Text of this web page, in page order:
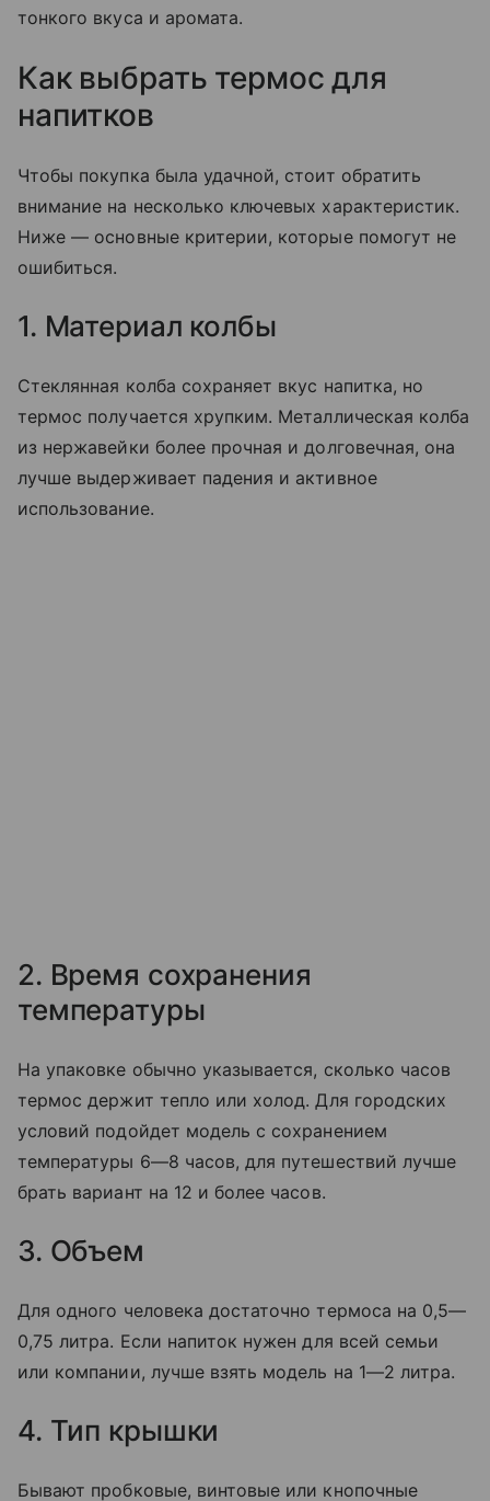
тонкого вкуса и аромата.
Как выбрать термос для
напитков
Чтобы покупка была удачной, стоит обратить
внимание на несколько ключевых характеристик.
Ниже — основные критерии, которые помогут не
ошибиться.
1. Материал колбы
Стеклянная колба сохраняет вкус напитка, но
термос получается хрупким. Металлическая колба
из нержавейки более прочная и долговечная, она
лучше выдерживает падения и активное
использование.
2. Время сохранения
температуры
На упаковке обычно указывается, сколько часов
термос держит тепло или холод. Для городских
условий подойдет модель с сохранением
температуры 6—8 часов, для путешествий лучше
брать вариант на 12 и более часов.
3. Объем
Для одного человека достаточно термоса на 0,5—
0,75 литра. Если напиток нужен для всей семьи
или компании, лучше взять модель на 1—2 литра.
4. Тип крышки
Бывают пробковые, винтовые или кнопочные